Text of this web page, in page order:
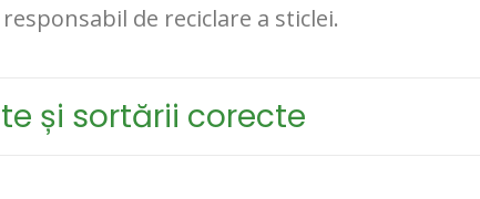
de reciclare a sticlei.
și sortării corecte